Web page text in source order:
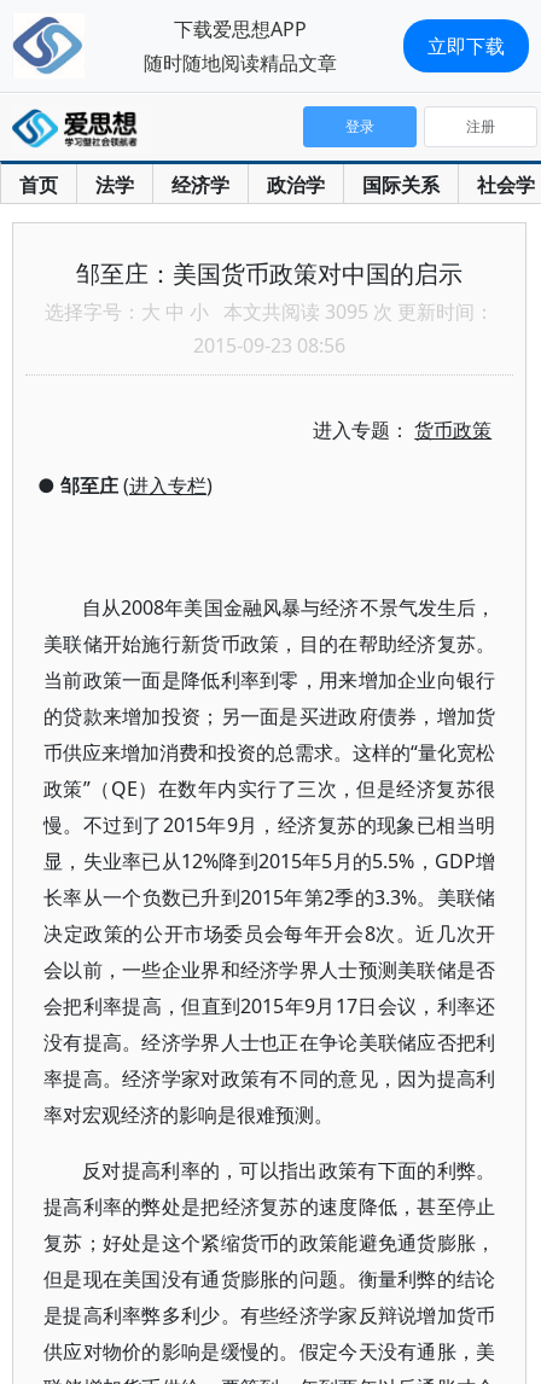
首页 法学 经济学 政治学 国际关系 社会学
登录 注册
邹至庄：美国货币政策对中国的启示
选择字号： 大 中 小 本文共阅读 3095 次 更新时间：
2015-09-23 08:56
进入专题：货币政策
● 邹至庄(进入专栏)
自从2008年美国金融风暴与经济不景气发生后，
美联储开始施行新货币政策，目的在帮助经济复苏。
当前政策一面是降低利率到零，用来增加企业向银行
的贷款来增加投资；另一面是买进政府债券，增加货
币供应来增加消费和投资的总需求。这样的“量化宽松
政策”（QE）在数年内实行了三次，但是经济复苏很
慢。不过到了2015年9月，经济复苏的现象已相当明
显，失业率已从12%降到2015年5月的5.5%，GDP增
长率从一个负数已升到2015年第2季的3.3%。美联储
决定政策的公开市场委员会每年开会8次。近几次开
会以前，一些企业界和经济学界人士预测美联储是否
会把利率提高，但直到2015年9月17日会议，利率还
没有提高。经济学界人士也正在争论美联储应否把利
率提高。经济学家对政策有不同的意见，因为提高利
率对宏观经济的影响是很难预测。
反对提高利率的，可以指出政策有下面的利弊。
提高利率的弊处是把经济复苏的速度降低，甚至停止
复苏；好处是这个紧缩货币的政策能避免通货膨胀，
但是现在美国没有通货膨胀的问题。衡量利弊的结论
是提高利率弊多利少。有些经济学家反辩说增加货币
供应对物价的影响是缓慢的。假定今天没有通胀，美
下载爱思想APP
随时随地阅读精品文章
立即下载